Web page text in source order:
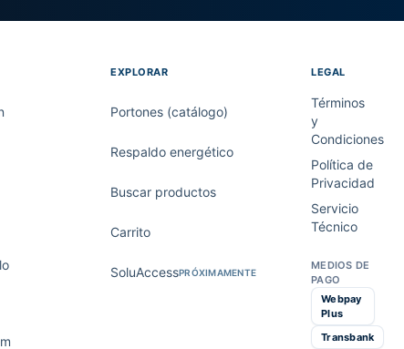
EXPLORAR
Portones (catálogo)
Respaldo energético
Buscar productos
Carrito
SoluAccessPRÓXIMAMENTE
LEGAL
Términos
y
Condiciones
Política de
Privacidad
Servicio
Técnico
MEDIOS DE
PAGO
Webpay
Plus
Transbank